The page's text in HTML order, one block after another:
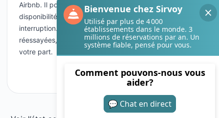
Airbnb. Il pourrait en résulter un écart temporaire dans la
disponibilité et les tarifs pendant la durée de cette
interruption. Toutes les mises à jour en cours seront
réessayées, aucune action n'est donc nécessaire de
votre part.